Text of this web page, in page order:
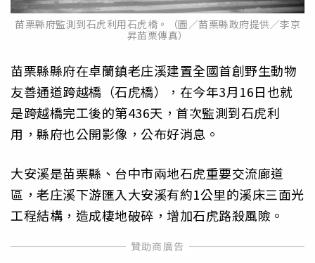
苗栗縣府監測到石虎利用石虎橋。（圖／苗栗縣政府提供／李京
昇苗栗傳真）
苗栗縣縣府在卓蘭鎮老庄溪建置全國首創野生動物
友善通道跨越橋（石虎橋），在今年3月16日也就
是跨越橋完工後的第436天，首次監測到石虎利
用，縣府也公開影像，公布好消息。
大安溪是苗栗縣、台中市兩地石虎重要交流廊道
區，老庄溪下游匯入大安溪有約1公里的溪床三面光
工程結構，造成棲地破碎，增加石虎路殺風險。